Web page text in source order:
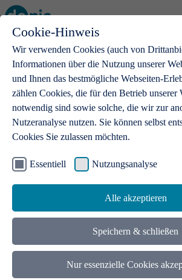
Cookie-Hinweis
Wir verwenden Cookies (auch von
Informationen über die Nutzung unserer
und Ihnen das bestmögliche Webseiten-
zählen Cookies, die für den Betrieb unserer
notwendig sind sowie solche, die wir zur
Nutzeranalyse nutzen. Sie können selbst
Cookies Sie zulassen möchten.
Essentiell Nutzungsanalyse
Alle akzeptieren
Speichern & schließen
Nur essenzielle Cookies
Open main menu
.de-Domains
Mit einer .de-Domain erhalten Ideen eine